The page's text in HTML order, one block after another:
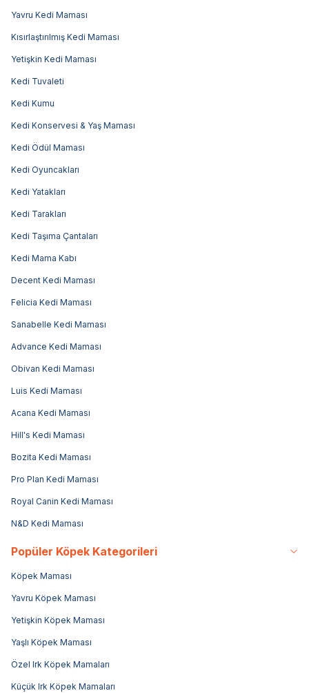
Yavru Kedi Maması
Kısırlaştırılmış Kedi Maması
Yetişkin Kedi Maması
Kedi Tuvaleti
Kedi Kumu
Kedi Konservesi & Yaş Maması
Kedi Ödül Maması
Kedi Oyuncakları
Kedi Yatakları
Kedi Tarakları
Kedi Taşıma Çantaları
Kedi Mama Kabı
Decent Kedi Maması
Felicia Kedi Maması
Sanabelle Kedi Maması
Advance Kedi Maması
Obivan Kedi Maması
Luis Kedi Maması
Acana Kedi Maması
Hill's Kedi Maması
Bozita Kedi Maması
Pro Plan Kedi Maması
Royal Canin Kedi Maması
N&D Kedi Maması
Popüler Köpek Kategorileri
Köpek Maması
Yavru Köpek Maması
Yetişkin Köpek Maması
Yaşlı Köpek Maması
Özel Irk Köpek Mamaları
Küçük Irk Köpek Mamaları